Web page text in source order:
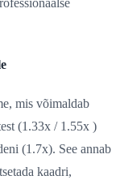
mis võimaldab
(1.33x / 1.55x )
(1.7x). See annab
kaadri,